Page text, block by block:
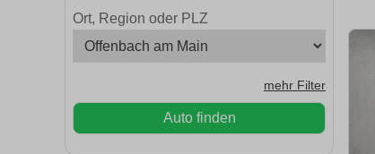
Ort, Region oder PLZ
mehr Filter
Auto finden